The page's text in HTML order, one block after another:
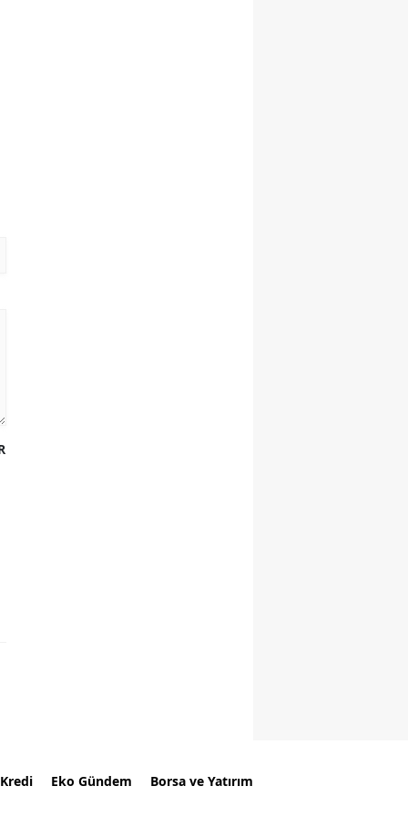
Kredi Eko Gündem Borsa ve Yatırım